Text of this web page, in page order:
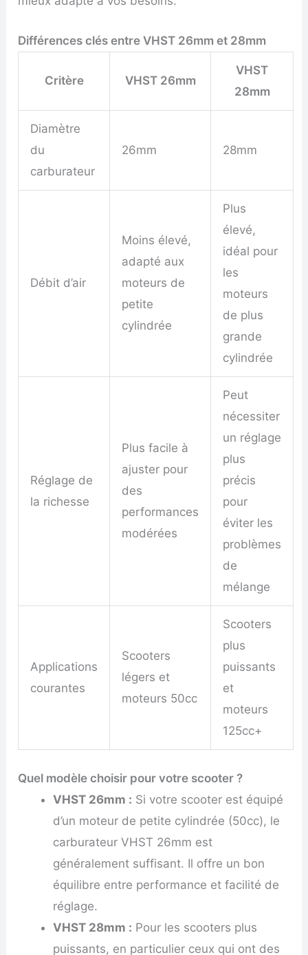
Différences clés entre VHST 26mm et 28mm
Critère VHST 26mm
VHST
28mm
Diamètre
du
carburateur
26mm 28mm
Débit d’air
Moins élevé,
adapté aux
moteurs de
petite
cylindrée
Plus
élevé,
idéal pour
les
moteurs
de plus
grande
cylindrée
Réglage de
la richesse
Plus facile à
ajuster pour
des
performances
modérées
Peut
nécessiter
un réglage
plus
précis
pour
éviter les
problèmes
de
mélange
Applications
courantes
Scooters
légers et
moteurs 50cc
Scooters
plus
puissants
et
moteurs
125cc+
Quel modèle choisir pour votre scooter ?
VHST 26mm : Si votre scooter est équipé
d’un moteur de petite cylindrée (50cc), le
carburateur VHST 26mm est
généralement suffisant. Il offre un bon
équilibre entre performance et facilité de
réglage.
VHST 28mm : Pour les scooters plus
puissants, en particulier ceux qui ont des